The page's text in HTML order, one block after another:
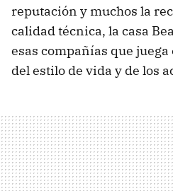
reputación y muchos la
calidad técnica, la casa
esas compañías que
del estilo de vida y de los